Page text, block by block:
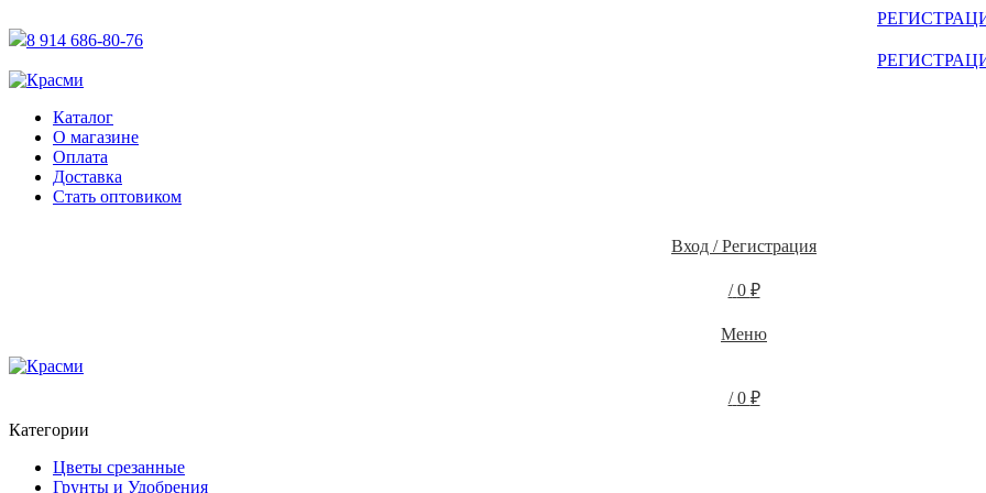
8 914 686-80-76
Каталог
О магазине
Оплата
Доставка
Стать оптовиком
Вход / Регистрация
/ 0 ₽
Меню
/ 0 ₽
Категории
Цветы срезанные
Грунты и Удобрения